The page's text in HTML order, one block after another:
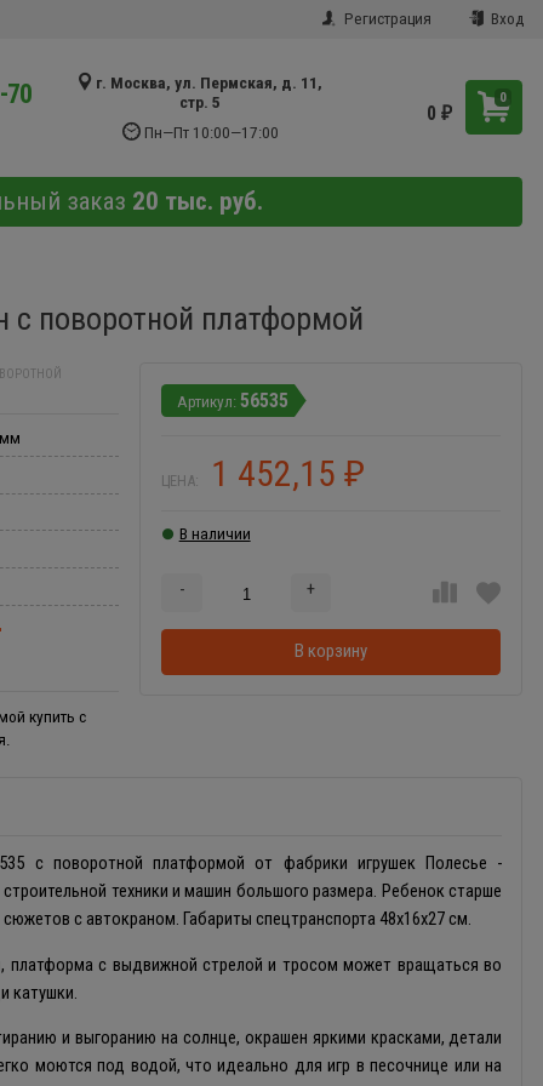
Регистрация Вход
70
г. Москва, ул. Пермская, д. 11,
стр. 5
Пн—Пт 10:00—17:00
0
0₽
заказ 20 тыс. руб.
поворотной платформой
56535
ЦЕНА: 1 452,15₽
В наличии
- +
В корзину
купить с
с поворотной платформой от фабрики игрушек Полесье -
техники и машин большого размера. Ребенок старше
с автокраном. Габариты спецтранспорта 48х16х27 см.
платформа с выдвижной стрелой и тросом может вращаться во
катушки.
и выгоранию на солнце, окрашен яркими красками, детали
моются под водой, что идеально для игр в песочнице или на